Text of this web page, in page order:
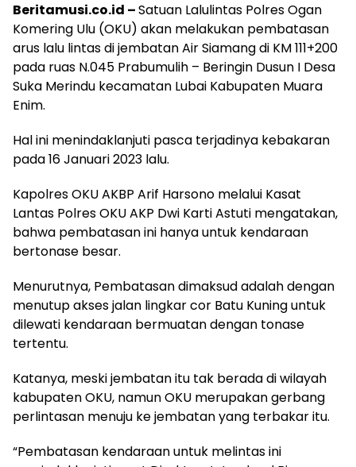
Beritamusi.co.id –Satuan Lalulintas Polres Ogan
Komering Ulu (OKU) akan melakukan pembatasan
arus lalu lintas di jembatan Air Siamang di KM 111+200
pada ruas N.045 Prabumulih – Beringin Dusun I Desa
Suka Merindu kecamatan Lubai Kabupaten Muara
Enim.
Hal ini menindaklanjuti pasca terjadinya kebakaran
pada 16 Januari 2023 lalu.
Kapolres OKU AKBP Arif Harsono melalui Kasat
Lantas Polres OKU AKP Dwi Karti Astuti mengatakan,
bahwa pembatasan ini hanya untuk kendaraan
bertonase besar.
Menurutnya, Pembatasan dimaksud adalah dengan
menutup akses jalan lingkar cor Batu Kuning untuk
dilewati kendaraan bermuatan dengan tonase
tertentu.
Katanya, meski jembatan itu tak berada di wilayah
kabupaten OKU, namun OKU merupakan gerbang
perlintasan menuju ke jembatan yang terbakar itu.
“Pembatasan kendaraan untuk melintas ini